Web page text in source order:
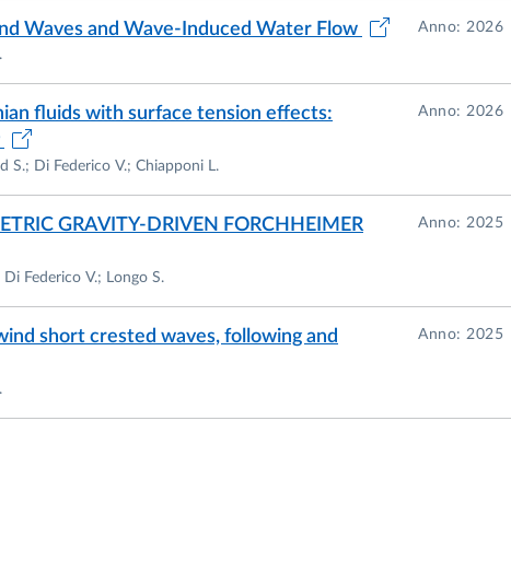
Waves and Wave-Induced Water Flow Anno: 2026
fluids with surface tension effects:
S.; Di Federico V.; Chiapponi L.
Anno: 2026
GRAVITY-DRIVEN FORCHHEIMER
Federico V.; Longo S.
Anno: 2025
short crested waves, following and
Anno: 2025